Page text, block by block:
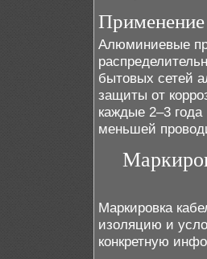
Алюминиевые
бытовых сетей
защиты от
каждые 2–3
меньшей
Маркировка
изоляцию и
конкретную